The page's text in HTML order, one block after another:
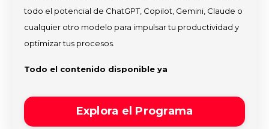
todo el potencial de ChatGPT, Copilot, Gemini, Claude o
cualquier otro modelo para impulsar tu productividad y
optimizar tus procesos.
Todo el contenido disponible ya
Explora el Programa